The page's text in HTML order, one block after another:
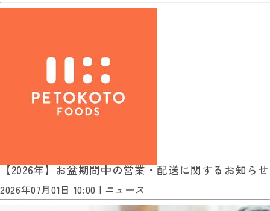
【2026年】お盆期間中の営業・配送に関するお知らせ
2026年07月01日 10:00 | ニュース